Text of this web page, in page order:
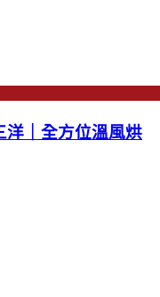
洋｜全方位溫風烘